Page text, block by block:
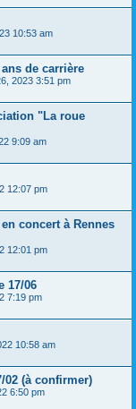
10:53 am
de carrière
2023 3:51 pm
"La roue
9:09 am
12:07 pm
concert à Rennes
12:01 pm
17/06
7:19 pm
10:58 am
02 (à confirmer)
6:50 pm